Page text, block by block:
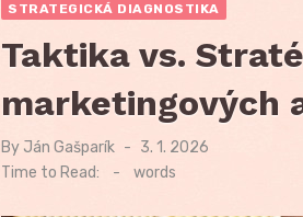
STRATEGICKÁ DIAGNOSTIKA
Taktika vs.
marketingových
By Ján Gašparík
Posted
on
3. 1. 2026
Time to Read:
- words